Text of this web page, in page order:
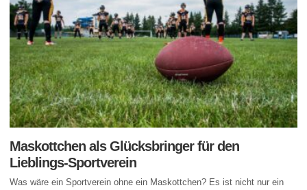
Maskottchen als Glücksbringer für den
Lieblings-Sportverein
Was wäre ein Sportverein ohne ein Maskottchen? Es ist nicht nur ein